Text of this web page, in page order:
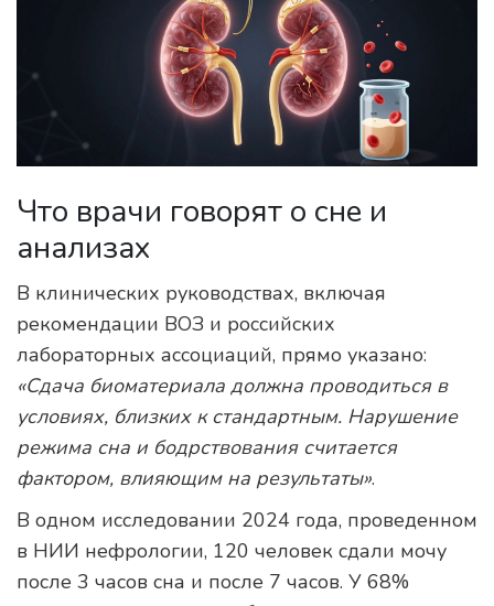
Что врачи говорят о сне и
анализах
В клинических руководствах, включая
рекомендации ВОЗ и российских
лабораторных ассоциаций, прямо указано:
«Сдача биоматериала должна проводиться в
условиях, близких к стандартным. Нарушение
режима сна и бодрствования считается
фактором, влияющим на результаты».
В одном исследовании 2024 года, проведенном
в НИИ нефрологии, 120 человек сдали мочу
после 3 часов сна и после 7 часов. У 68%